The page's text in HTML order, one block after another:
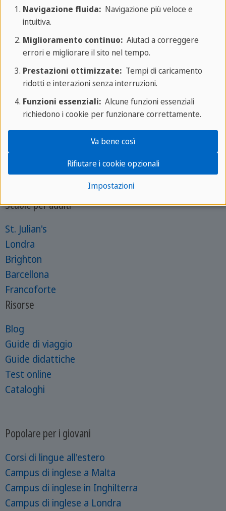
Informazioni su SPRACHCAFFE
Chi siamo
Lun - ven: 9am - 6pm CEST
Telefono:+3906 86356746
Contatta il tuo esperto
Scuole per ragazzi
St. Julian's
Barcellona
Scuole per adulti
St. Julian's
Londra
Brighton
Barcellona
Francoforte
Risorse
Blog
Guide di viaggio
Guide didattiche
Test online
Cataloghi
Popolare per i giovani
Corsi di lingue all'estero
Campus di inglese a Malta
Campus di inglese in Inghilterra
Campus di inglese a Londra
Navigazione fluida:Navigazione più veloce e
intuitiva.
Miglioramento continuo:Aiutaci a correggere
errori e migliorare il sito nel tempo.
Prestazioni ottimizzate:Tempi di caricamento
ridotti e interazioni senza interruzioni.
Funzioni essenziali:Alcune funzioni essenziali
richiedono i cookie per funzionare correttamente.
Impostazioni
Rifiutare i cookie opzionali
Va bene così